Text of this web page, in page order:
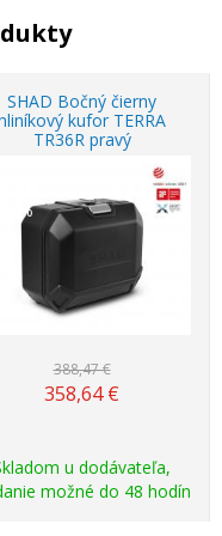
SHAD Bočný čierny
kufor TERRA
TR36R pravý
-8%
388,47 €
358,64 €
u dodávateľa,
možné do 48 hodín